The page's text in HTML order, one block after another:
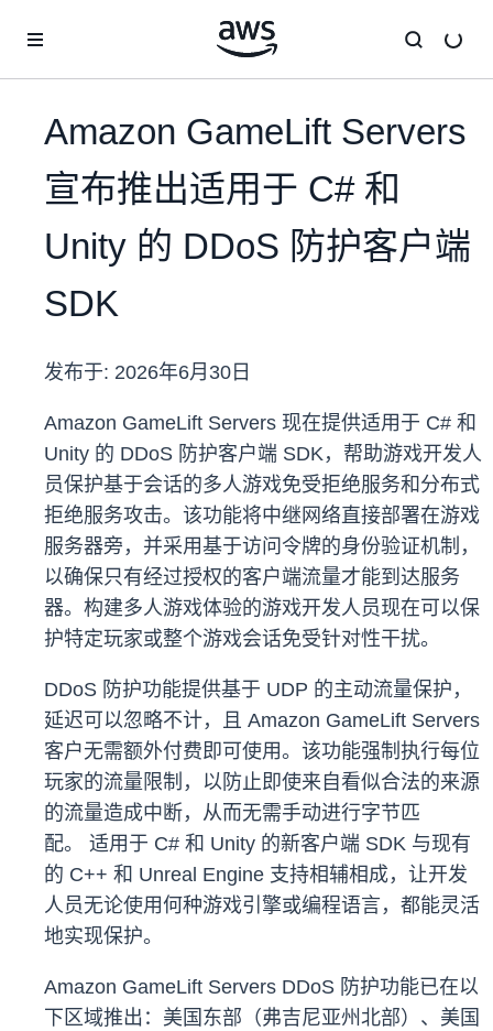
Amazon GameLift Servers
宣布推出适用于 C# 和
Unity 的 DDoS 防护客户端
SDK
发布于: 2026年6月30日
Amazon GameLift Servers 现在提供适用于 C# 和
Unity 的 DDoS 防护客户端 SDK，帮助游戏开发人
员保护基于会话的多人游戏免受拒绝服务和分布式
拒绝服务攻击。该功能将中继网络直接部署在游戏
服务器旁，并采用基于访问令牌的身份验证机制，
以确保只有经过授权的客户端流量才能到达服务
器。构建多人游戏体验的游戏开发人员现在可以保
护特定玩家或整个游戏会话免受针对性干扰。
DDoS 防护功能提供基于 UDP 的主动流量保护，
延迟可以忽略不计，且 Amazon GameLift Servers
客户无需额外付费即可使用。该功能强制执行每位
玩家的流量限制，以防止即使来自看似合法的来源
的流量造成中断，从而无需手动进行字节匹
配。 适用于 C# 和 Unity 的新客户端 SDK 与现有
的 C++ 和 Unreal Engine 支持相辅相成，让开发
人员无论使用何种游戏引擎或编程语言，都能灵活
地实现保护。
Amazon GameLift Servers DDoS 防护功能已在以
下区域推出：美国东部（弗吉尼亚州北部）、美国